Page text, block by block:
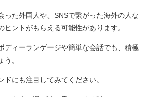
った外国人や、SNSで繋がった海外の人な
ヒントがもらえる可能性があります。
ディーランゲージや簡単な会話でも、積極
う。
ドにも注目してみてください。